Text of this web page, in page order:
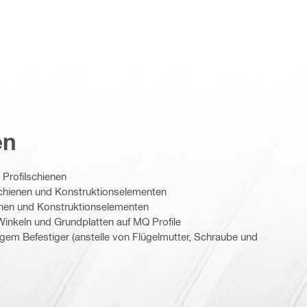
und Konstruktionselementen
und Konstruktionselementen
und Grundplatten auf MQ Profile
Befestiger (anstelle von Flügelmutter, Schraube und